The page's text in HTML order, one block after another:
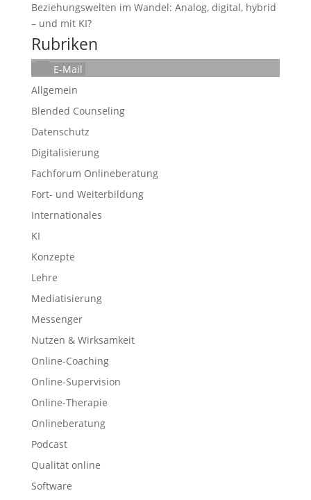
Beziehungswelten im Wandel: Analog, digital, hybrid
– und mit KI?
Rubriken
E-Mail
Allgemein
Blended Counseling
Datenschutz
Digitalisierung
Fachforum Onlineberatung
Fort- und Weiterbildung
Internationales
KI
Konzepte
Lehre
Mediatisierung
Messenger
Nutzen & Wirksamkeit
Online-Coaching
Online-Supervision
Online-Therapie
Onlineberatung
Podcast
Qualität online
Software